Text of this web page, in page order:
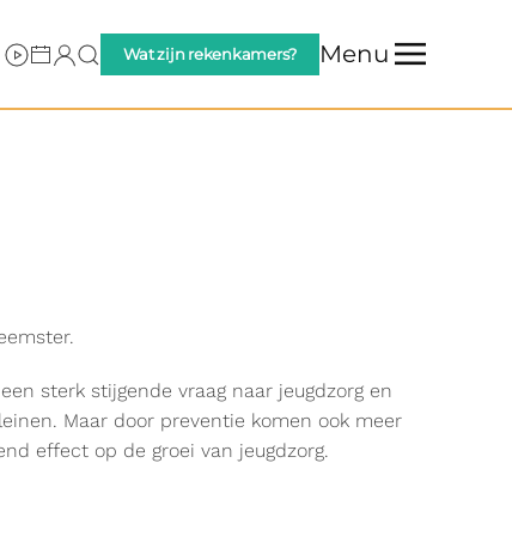
Wat zijn rekenkamers? Menu
sterk stijgende vraag naar jeugdzorg en
Maar door preventie komen ook meer
effect op de groei van jeugdzorg.